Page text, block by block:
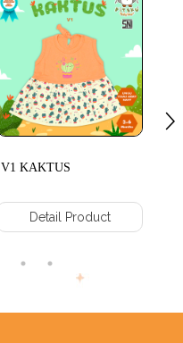
V1 KAKTUS
Detail Product